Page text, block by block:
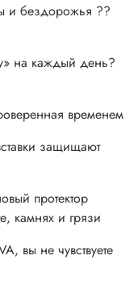
и бездорожья ??
на каждый день?
временем
защищают
протектор
камнях и грязи
вы не чувствуете